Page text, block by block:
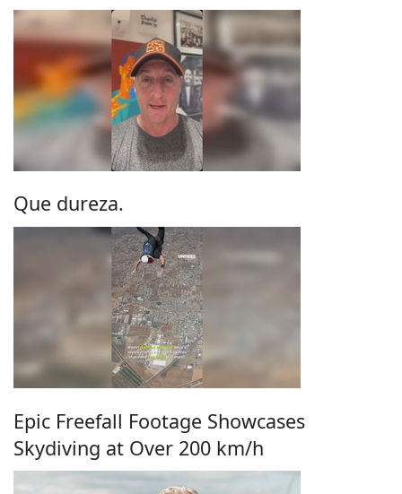
Que dureza.
Epic Freefall Footage Showcases
Skydiving at Over 200 km/h